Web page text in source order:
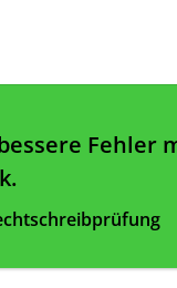
Fehler